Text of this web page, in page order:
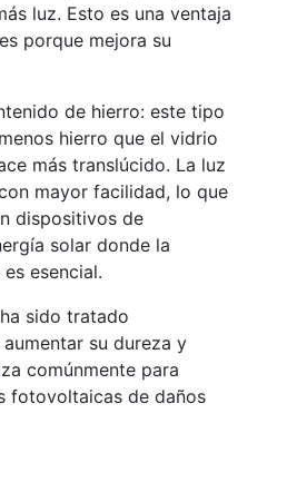
luz. Esto es una ventaja
porque mejora su
de hierro: este tipo
hierro que el vidrio
más translúcido. La luz
mayor facilidad, lo que
dispositivos de
solar donde la
esencial.
sido tratado
su dureza y
comúnmente para
fotovoltaicas de daños